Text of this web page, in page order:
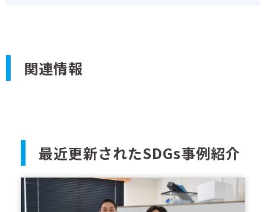
関連情報
最近更新されたSDGs事例紹介